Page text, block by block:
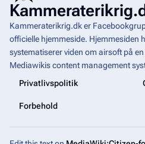
Kammeraterikrig.dk er
officielle hjemmeside. Hjemmesiden
systematiserer viden om airsoft på
Mediawikiscontent management
Privatlivspolitik
Forbehold